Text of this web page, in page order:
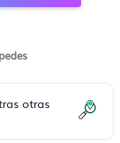
otras